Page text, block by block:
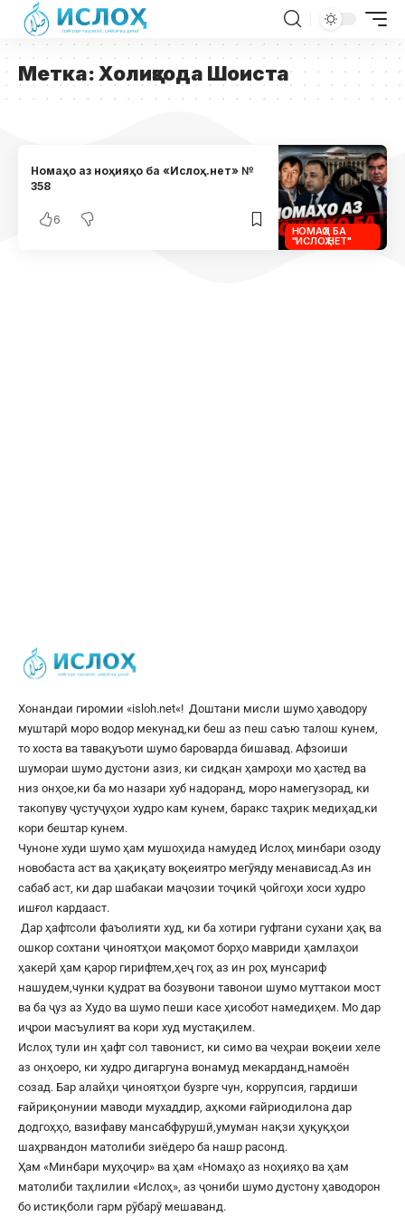
Метка: Холиқзода Шоиста
НОМАҲО БА
"ИСЛОҲ.НЕТ"
Номаҳо аз ноҳияҳо ба «Ислоҳ.нет» №
358
6
Хонандаи гиромии «isloh.net«! Доштани мисли шумо ҳаводору
муштарӣ моро водор мекунад,ки беш аз пеш саъю талош кунем,
то хоста ва тавақуъоти шумо бароварда бишавад. Афзоиши
шумораи шумо дустони азиз, ки сидқан ҳамроҳи мо ҳастед ва
низ онҳое,ки ба мо назари хуб надоранд, моро намегузорад, ки
такопуву ҷустуҷуҳои худро кам кунем, баракс таҳрик медиҳад,ки
кори бештар кунем.
Чуноне худи шумо ҳам мушоҳида намудед Ислоҳ минбари озоду
новобаста аст ва ҳақиқату воқеиятро мегӯяду менависад.Аз ин
сабаб аст, ки дар шабакаи маҷозии тоҷикӣ ҷойгоҳи хоси худро
ишғол кардааст.
Дар ҳафтсоли фаъолияти худ, ки ба хотири гуфтани сухани ҳақ ва
ошкор сохтани ҷиноятҳои мақомот борҳо мавриди ҳамлаҳои
ҳакерӣ ҳам қарор гирифтем,ҳеҷ гоҳ аз ин роҳ мунсариф
нашудем,чунки қудрат ва бозувони тавонои шумо муттакои мост
ва ба ҷуз аз Худо ва шумо пеши касе ҳисобот намедиҳем. Мо дар
иҷрои масъулият ва кори худ мустақилем.
Ислоҳ тули ин ҳафт сол тавонист, ки симо ва чеҳраи воқеии хеле
аз онҳоеро, ки худро дигаргуна вонамуд мекарданд,намоён
созад. Бар алайҳи ҷиноятҳои бузрге чун, коррупсия, гардиши
ғайриқонунии маводи мухаддир, аҳкоми ғайриодилона дар
додгоҳҳо, вазифаву мансабфурушӣ,умуман нақзи ҳуқуқҳои
шаҳрвандон матолиби зиёдеро ба нашр расонд.
Ҳам «Минбари муҳоҷир» ва ҳам «Номаҳо аз ноҳияҳо ва ҳам
матолиби таҳлилии «Ислоҳ», аз ҷониби шумо дустону ҳаводорон
бо истиқболи гарм рӯбарӯ мешаванд.